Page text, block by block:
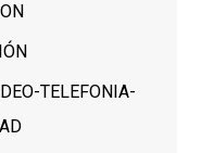
TELEFONIA-